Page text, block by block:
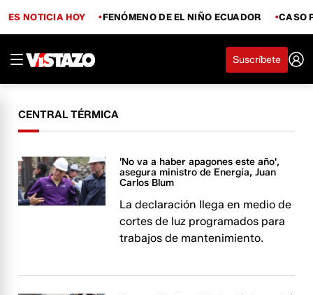
ES NOTICIA HOY FENÓMENO DE EL NIÑO ECUADOR CASO
Suscríbete
CENTRAL TÉRMICA
'No va a haber apagones este año',
asegura ministro de Energía, Juan
Carlos Blum
La declaración llega en medio de
cortes de luz programados para
trabajos de mantenimiento.